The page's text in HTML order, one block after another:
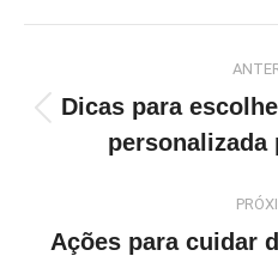
de
post:
Dicas para
personalizada
Ações para cuidar